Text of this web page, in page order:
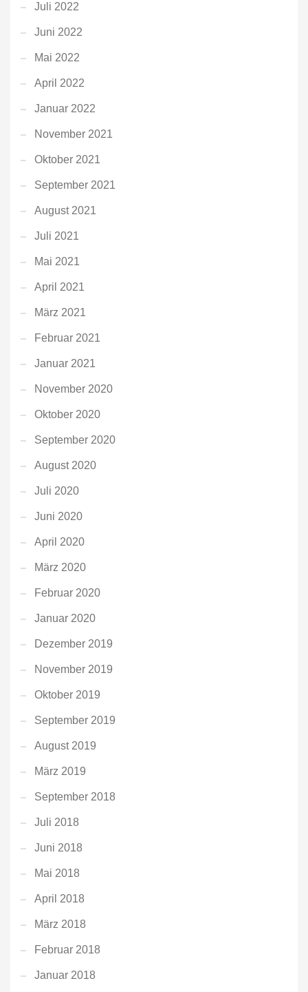
Juli 2022
Juni 2022
Mai 2022
April 2022
Januar 2022
November 2021
Oktober 2021
September 2021
August 2021
Juli 2021
Mai 2021
April 2021
März 2021
Februar 2021
Januar 2021
November 2020
Oktober 2020
September 2020
August 2020
Juli 2020
Juni 2020
April 2020
März 2020
Februar 2020
Januar 2020
Dezember 2019
November 2019
Oktober 2019
September 2019
August 2019
März 2019
September 2018
Juli 2018
Juni 2018
Mai 2018
April 2018
März 2018
Februar 2018
Januar 2018